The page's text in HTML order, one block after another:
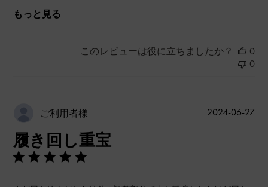
もっと見る
このレビューは役に立ちましたか？
0
0
ご利用者様
履き回し重宝
公
2024-06-27